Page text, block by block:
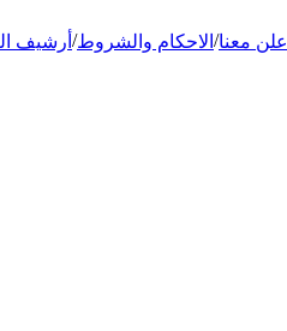
أعلن معنا/ الاحكام والشروط/ أرشيف